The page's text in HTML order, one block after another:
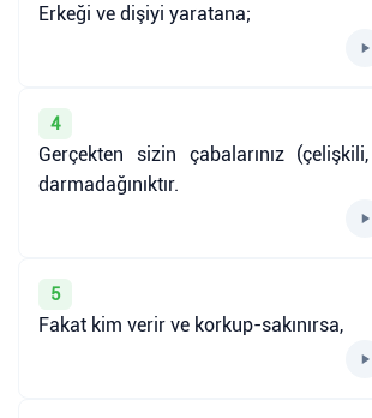
Erkeği ve dişiyi yaratana;
4
Gerçekten sizin çabalarınız
darmadağınıktır.
5
Fakat kim verir ve korkup-sakınırsa,